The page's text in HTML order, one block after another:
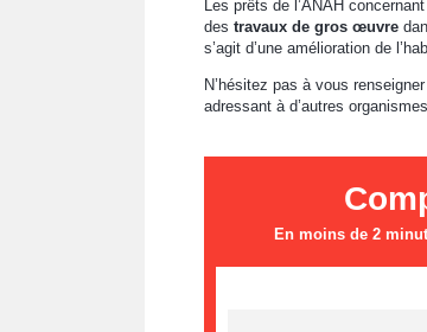
Les prêts de l’ANAH
des travaux de gros œuvre
s’agit d’une amélioration de
N’hésitez pas à vous
adressant à d’autres
En moins de 2